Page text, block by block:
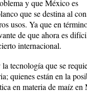
y que Mé­xico es
que se destina al
usos. Ya que en
de que ahora es
internacional.
tecnología que se
quienes están en la
en materia de maíz en